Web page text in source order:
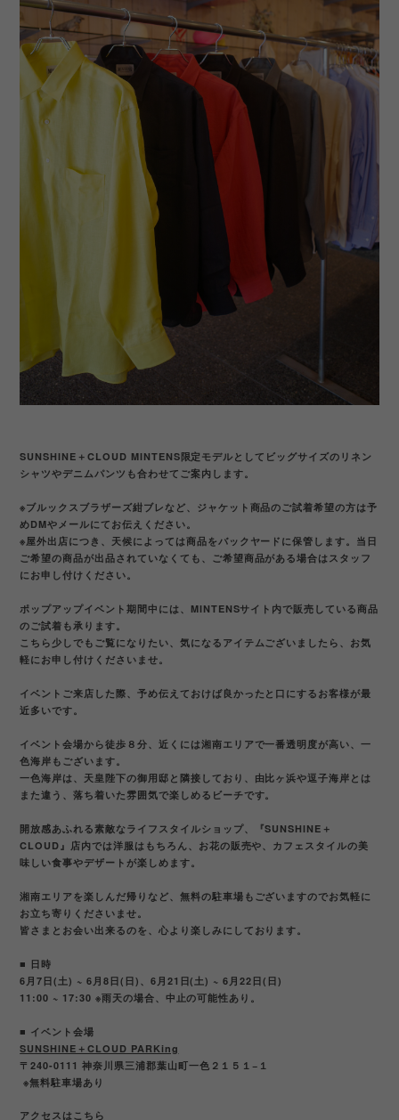
SUNSHINE＋CLOUD MINTENS限定モデルとしてビッグサイズのリネン
シャツやデニムパンツも合わせてご案内します。
※ブルックスブラザーズ紺ブレなど、ジャケット商品のご試着希望の方は予
めDMやメールにてお伝えください。
※屋外出店につき、天候によっては商品をバックヤードに保管します。当日
ご希望の商品が出品されていなくても、ご希望商品がある場合はスタッフ
にお申し付けください。
ポップアップイベント期間中には、MINTENSサイト内で販売している商品
のご試着も承ります。
こちら少しでもご覧になりたい、気になるアイテムございましたら、お気
軽にお申し付けくださいませ。
イベントご来店した際、予め伝えておけば良かったと口にするお客様が最
近多いです。
イベント会場から徒歩８分、近くには湘南エリアで一番透明度が高い、一
色海岸もございます。
一色海岸は、天皇陛下の御用邸と隣接しており、由比ヶ浜や逗子海岸とは
また違う、落ち着いた雰囲気で楽しめるビーチです。
開放感あふれる素敵なライフスタイルショップ、『SUNSHINE＋
CLOUD』店内では洋服はもちろん、お花の販売や、カフェスタイルの美
味しい食事やデザートが楽しめます。
湘南エリアを楽しんだ帰りなど、無料の駐車場もございますのでお気軽に
お立ち寄りくださいませ。
皆さまとお会い出来るのを、心より楽しみにしております。
■ 日時
6月7日(土) ~ 6月8日(日)、6月21日(土) ~ 6月22日(日)
11:00 ~ 17:30 ※雨天の場合、中止の可能性あり。
■ イベント会場
SUNSHINE＋CLOUD PARKing
〒240-0111 神奈川県三浦郡葉山町一色２１５１−１
※無料駐車場あり
アクセスはこちら